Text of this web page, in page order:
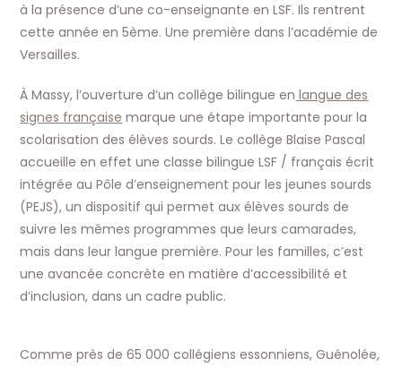
à la présence d’une co-enseignante en LSF. Ils rentrent
cette année en 5ème. Une première dans l’académie de
Versailles.
À Massy, l’ouverture d’un collège bilingue en langue des
signes française marque une étape importante pour la
scolarisation des élèves sourds. Le collège Blaise Pascal
accueille en effet une classe bilingue LSF / français écrit
intégrée au Pôle d’enseignement pour les jeunes sourds
(PEJS), un dispositif qui permet aux élèves sourds de
suivre les mêmes programmes que leurs camarades,
mais dans leur langue première. Pour les familles, c’est
une avancée concrète en matière d’accessibilité et
d’inclusion, dans un cadre public.
Comme près de 65 000 collégiens essonniens, Guénolée,